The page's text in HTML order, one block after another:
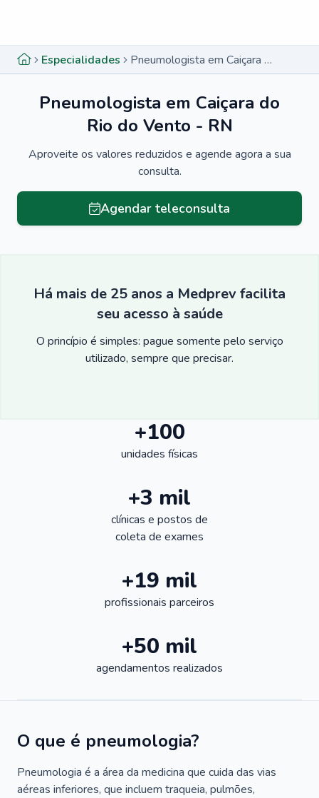
Especialidades Pneumologista em Caiçara do Rio do Vento - RN
Pneumologista em Caiçara do
Rio do Vento - RN
Aproveite os valores reduzidos e agende agora a sua
consulta.
Agendar teleconsulta
Há mais de 25 anos a Medprev facilita
seu acesso à saúde
O princípio é simples: pague somente pelo serviço
utilizado, sempre que precisar.
+100
unidades físicas
+3 mil
clínicas e postos de
coleta de exames
+19 mil
profissionais parceiros
+50 mil
agendamentos realizados
O que é pneumologia?
Pneumologia é a área da medicina que cuida das vias
aéreas inferiores, que incluem traqueia, pulmões,